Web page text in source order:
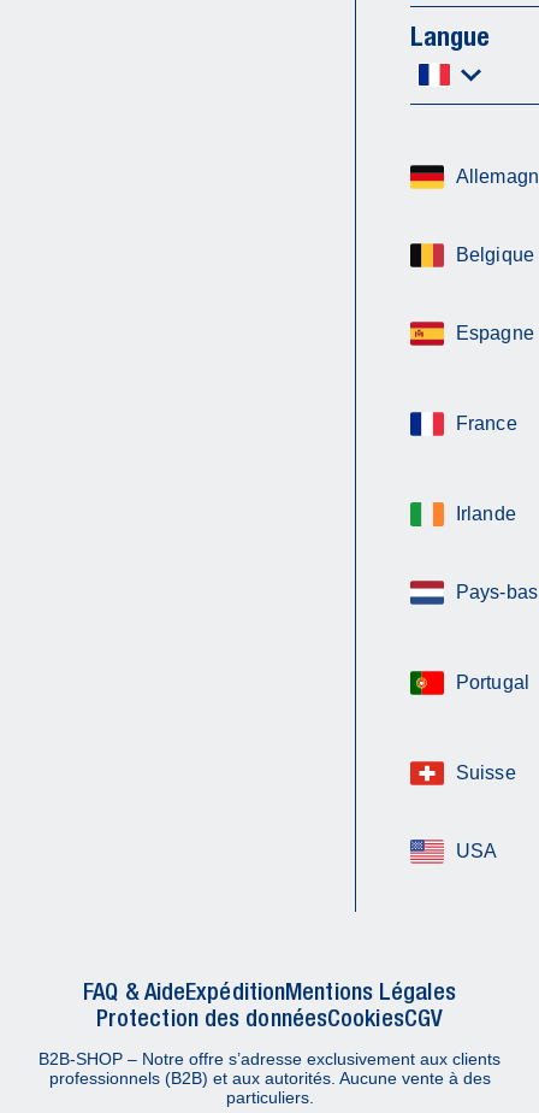
Belgique
Espagne
France
Irlande
Pays-bas
Portugal
Suisse
USA
Langue
FAQ & AideExpéditionMentions Légales
Protection des donnéesCookiesCGV
B2B-SHOP – Notre offre s’adresse exclusivement aux clients
professionnels (B2B) et aux autorités. Aucune vente à des
particuliers.